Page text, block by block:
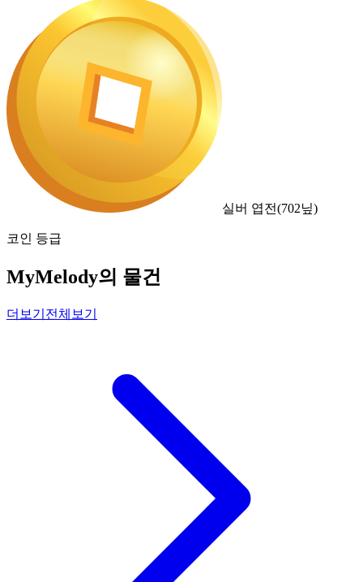
실버 엽전(702닢)
코인 등급
MyMelody의 물건
더보기 전체보기